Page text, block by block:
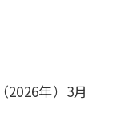
2026年）3月